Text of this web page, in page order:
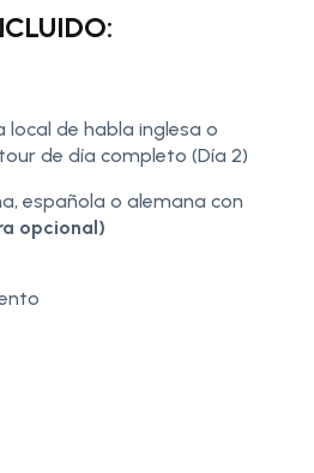
local de habla inglesa o
de día completo (Día 2)
española o alemana con
opcional)